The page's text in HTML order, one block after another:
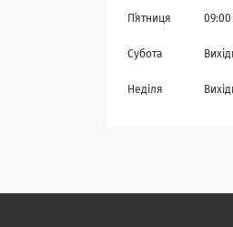
Пʼятниця 09:00
Субота
Неділя